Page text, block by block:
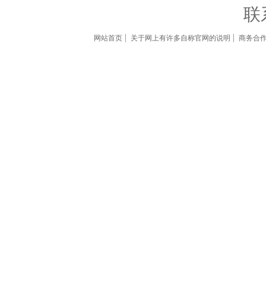
联
网站首页 关于网上有许多自称官网的说明 商务合